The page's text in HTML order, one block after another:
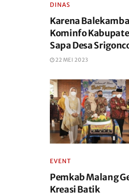
DINAS
Karena
Kominfo
Sapa Desa
22 MEI 2023
EVENT
Pemkab Malang
Kreasi Batik